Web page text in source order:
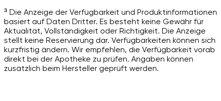
³ Die Anzeige der Verfügbarkeit und Produktinformationen
basiert auf Daten Dritter. Es besteht keine Gewähr für
Aktualität, Vollständigkeit oder Richtigkeit. Die Anzeige
stellt keine Reservierung dar. Verfügbarkeiten können sich
kurzfristig ändern. Wir empfehlen, die Verfügbarkeit vorab
direkt bei der Apotheke zu prüfen. Angaben können
zusätzlich beim Hersteller geprüft werden.